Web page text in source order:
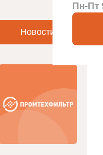
Новости
Пн-Пт